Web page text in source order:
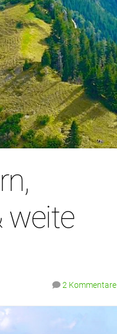
weite
2 Kommentare